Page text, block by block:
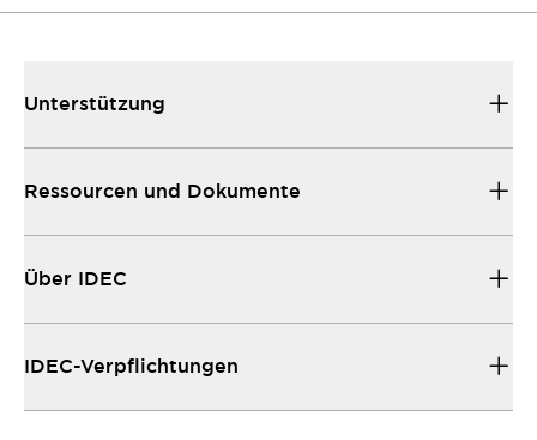
Unterstützung
Ressourcen und Dokumente
Über IDEC
IDEC-Verpflichtungen